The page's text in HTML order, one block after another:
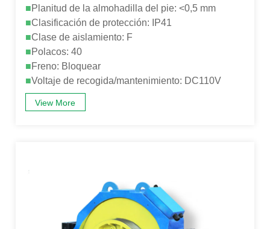
■Planitud de la almohadilla del pie: <0,5 mm
■Clasificación de protección: IP41
■Clase de aislamiento: F
■Polacos: 40
■Freno: Bloquear
■Voltaje de recogida/mantenimiento: DC110V
View More